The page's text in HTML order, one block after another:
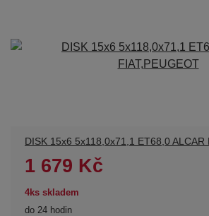
DISK 15x6 5x118,0x71,1 ET68,0 ALCAR
1 679 Kč
4ks skladem
do 24 hodin